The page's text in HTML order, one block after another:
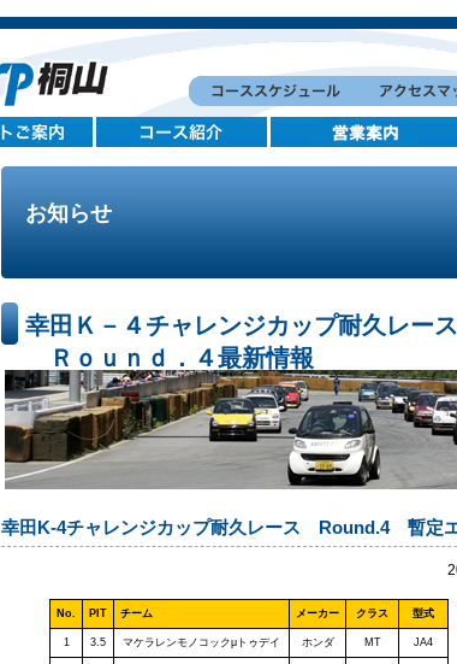
お知らせ
幸田Ｋ－４チャレンジカップ耐久レース
Ｒｏｕｎｄ．４最新情報
幸田K-4チャレンジカップ耐久レース Round.4 暫定
No. PIT チーム メーカー クラス 型式
1 3.5 マケラレンモノコックμトゥデイ ホンダ MT JA4